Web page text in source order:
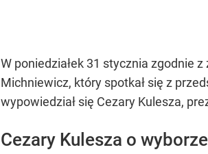
W poniedziałek 31 stycznia zgodnie
Michniewicz, który spotkał się z
wypowiedział się Cezary Kulesza,
Cezary Kulesza o